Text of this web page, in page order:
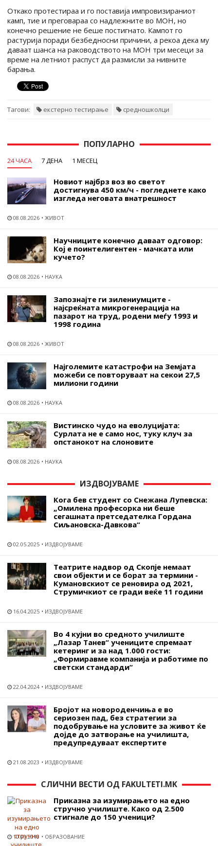
Откако протестираа и го поставија импровизираниот
камп, тие и преговараа со надлежните во МОН, но
конечно решение не беше постигнато. Кампот го
растурија поради безбедносни причини, а рекоа дека му
даваат шанса на раководството на МОН три месеци за
време на летниот распуст да размисли за нивните
барања.
Тагови: екстерно тестирање средношколци
ПОПУЛАРНО
24 ЧАСА 7 ДЕНА 1 МЕСЕЦ
Новиот најбрз воз во светот
достигнува 450 км/ч - погледнете како
изгледа неговата внатрешност
08.08.2026 ЖИВОТ
Научниците конечно даваат одговор:
Кој е поинтелигентен - мачката или
кучето?
08.08.2026 НАУКА
Запознајте ги зилениумците -
најсреќната микрогенерација на
пазарот на труд, родени меѓу 1993 и
1998 година
08.08.2026 ЖИВОТ
Најголемите катастрофи на Земјата
можеби се повторуваат на секои 27,5
милиони години
08.08.2026 НАУКА
Вистинско чудо на еволуцијата:
Сурлата не е само нос, туку клуч за
опстанокот на слоновите
08.08.2026 НАУКА
ИЗДВОЈУВАМЕ
Кога бев студент со Снежана Лупевска:
„Омилена професорка ни беше
сегашната претседателка Гордана
Сиљановска-Давкова“
02.05.2025 ИЗДВОЈУВАМЕ
Театрите надвор од Скопје немаат
свои објекти и се борат за термини -
Кумановскиот се реновира од 2021,
Струмичкиот се гради веќе 11 години
16.04.2025 ИЗДВОЈУВАМЕ
Во 4 кујни во средното училиште
„Лазар Танев“ учениците спремаат
кетеринг и за над 1.000 гости:
„Формиравме компанија и работиме по
светски стандарди“
22.04.2024 ИЗДВОЈУВАМЕ
Бројот на новороденчиња е во
сериозен пад, без стратегии за
подобрување на условите за живот ќе
дојде до затворање на училишта,
предупредуваат експертите
21.08.2023 ИЗДВОЈУВАМЕ
СЛИЧНИ ВЕСТИ ОД FAKULTETI.MK
Приказна за изумирањето на едно
стручно училиште. Како од 2.500
стигнале до 150 ученици?
10.09.2018 ОБРАЗОВАНИЕ